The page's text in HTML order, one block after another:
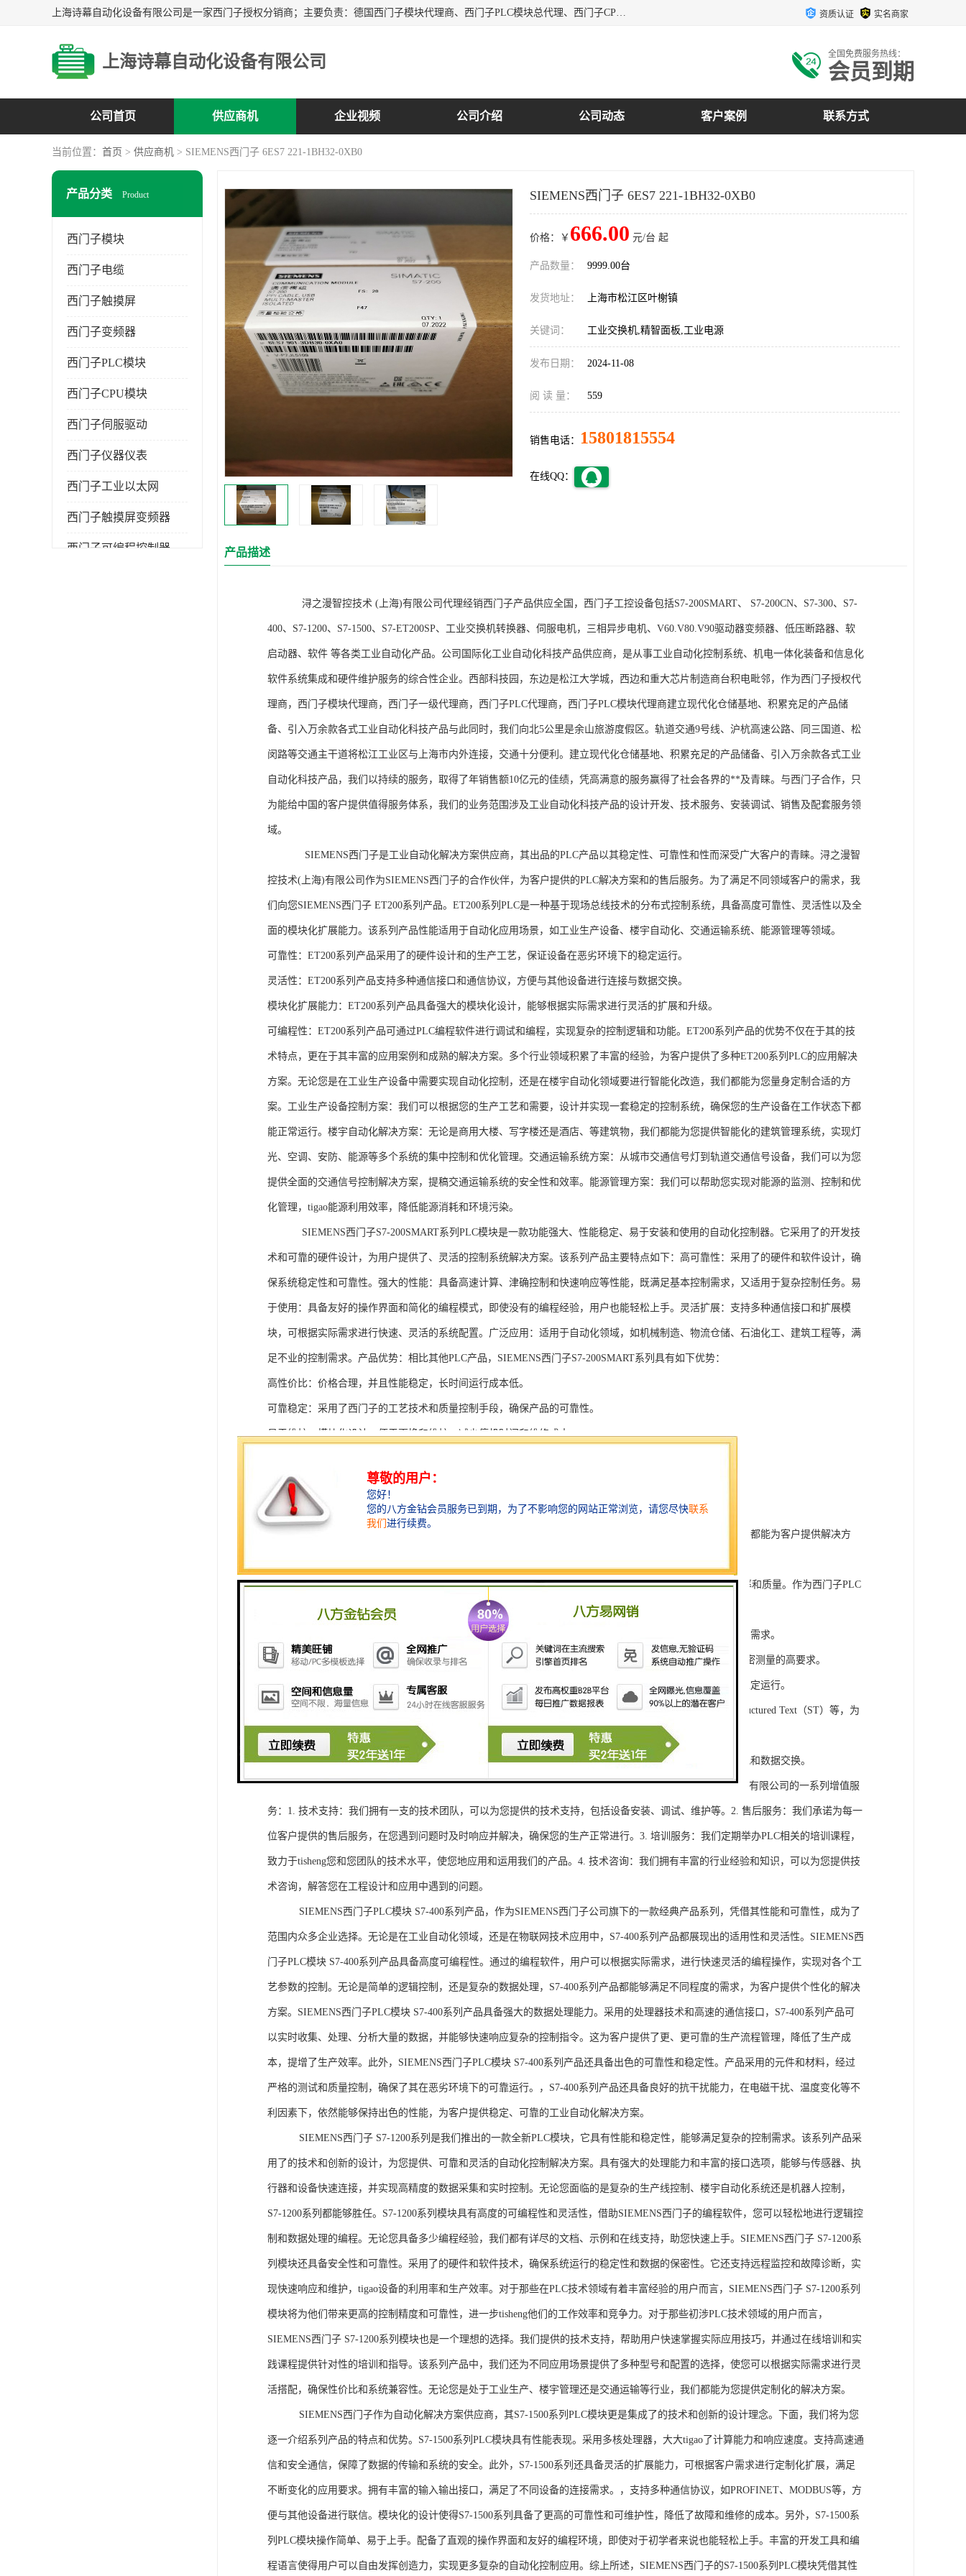
上海诗幕自动化设备有限公司是一家西门子授权分销商；主要负责：德国西门子模块代理商、西门子PLC模块总代理、西门子CPU模块代理商、西门子电缆代理、西门子触摸屏变频器总代理等专销售西门子各系列产品；实体公司，诚信经营，价格优势，品质保证，库存量大，供应！ 资质认证 实名商家
上海诗幕自动化设备有限公司 全国免费服务热线：
会员到期
公司首页 供应商机 企业视频 公司介绍 公司动态 客户案例 联系方式
当前位置： 首页 > 供应商机 > SIEMENS西门子 6ES7 221-1BH32-0XB0
产品分类 Product
西门子模块
西门子电缆
西门子触摸屏
西门子变频器
西门子PLC模块
西门子CPU模块
西门子伺服驱动
西门子仪器仪表
西门子工业以太网
西门子触摸屏变频器
西门子可编程控制器
SIEMENS西门子 6ES7 221-1BH32-0XB0
价格：￥ 666.00 元/台 起
产品数量： 9999.00台
发货地址： 上海市松江区叶榭镇
关键词： 工业交换机,精智面板,工业电源
发布日期： 2024-11-08
阅 读 量： 559
销售电话： 15801815554
在线QQ：
产品描述
浔之漫智控技术 (上海)有限公司代理经销西门子产品供应全国，西门子工控设备包括S7-200SMART、 S7-200CN、S7-300、S7-
400、S7-1200、S7-1500、S7-ET200SP、工业交换机转换器、伺服电机，三相异步电机、V60.V80.V90驱动器变频器、低压断路器、软
启动器、软件 等各类工业自动化产品。公司国际化工业自动化科技产品供应商，是从事工业自动化控制系统、机电一体化装备和信息化
软件系统集成和硬件维护服务的综合性企业。西部科技园，东边是松江大学城，西边和重大芯片制造商台积电毗邻，作为西门子授权代
理商，西门子模块代理商，西门子一级代理商，西门子PLC代理商，西门子PLC模块代理商建立现代化仓储基地、积累充足的产品储
备、引入万余款各式工业自动化科技产品与此同时，我们向北5公里是余山旅游度假区。轨道交通9号线、沪杭高速公路、同三国道、松
闵路等交通主干道将松江工业区与上海市内外连接，交通十分便利。建立现代化仓储基地、积累充足的产品储备、引入万余款各式工业
自动化科技产品，我们以持续的服务，取得了年销售额10亿元的佳绩，凭高满意的服务赢得了社会各界的**及青睐。与西门子合作，只
为能给中国的客户提供值得服务体系，我们的业务范围涉及工业自动化科技产品的设计开发、技术服务、安装调试、销售及配套服务领
域。
SIEMENS西门子是工业自动化解决方案供应商，其出品的PLC产品以其稳定性、可靠性和性而深受广大客户的青睐。浔之漫智
控技术(上海)有限公司作为SIEMENS西门子的合作伙伴，为客户提供的PLC解决方案和的售后服务。为了满足不同领域客户的需求，我
们向您SIEMENS西门子 ET200系列产品。ET200系列PLC是一种基于现场总线技术的分布式控制系统，具备高度可靠性、灵活性以及全
面的模块化扩展能力。该系列产品性能适用于自动化应用场景，如工业生产设备、楼宇自动化、交通运输系统、能源管理等领域。
可靠性：ET200系列产品采用了的硬件设计和的生产工艺，保证设备在恶劣环境下的稳定运行。
灵活性：ET200系列产品支持多种通信接口和通信协议，方便与其他设备进行连接与数据交换。
模块化扩展能力：ET200系列产品具备强大的模块化设计，能够根据实际需求进行灵活的扩展和升级。
可编程性：ET200系列产品可通过PLC编程软件进行调试和编程，实现复杂的控制逻辑和功能。ET200系列产品的优势不仅在于其的技
术特点，更在于其丰富的应用案例和成熟的解决方案。多个行业领域积累了丰富的经验，为客户提供了多种ET200系列PLC的应用解决
方案。无论您是在工业生产设备中需要实现自动化控制，还是在楼宇自动化领域要进行智能化改造，我们都能为您量身定制合适的方
案。工业生产设备控制方案：我们可以根据您的生产工艺和需要，设计并实现一套稳定的控制系统，确保您的生产设备在工作状态下都
能正常运行。楼宇自动化解决方案：无论是商用大楼、写字楼还是酒店、等建筑物，我们都能为您提供智能化的建筑管理系统，实现灯
光、空调、安防、能源等多个系统的集中控制和优化管理。交通运输系统方案：从城市交通信号灯到轨道交通信号设备，我们可以为您
提供全面的交通信号控制解决方案，提稿交通运输系统的安全性和效率。能源管理方案：我们可以帮助您实现对能源的监测、控制和优
化管理，tigao能源利用效率，降低能源消耗和环境污染。
SIEMENS西门子S7-200SMART系列PLC模块是一款功能强大、性能稳定、易于安装和使用的自动化控制器。它采用了的开发技
术和可靠的硬件设计，为用户提供了、灵活的控制系统解决方案。该系列产品主要特点如下：高可靠性：采用了的硬件和软件设计，确
保系统稳定性和可靠性。强大的性能：具备高速计算、津确控制和快速响应等性能，既满足基本控制需求，又适用于复杂控制任务。易
于使用：具备友好的操作界面和简化的编程模式，即使没有的编程经验，用户也能轻松上手。灵活扩展：支持多种通信接口和扩展模
块，可根据实际需求进行快速、灵活的系统配置。广泛应用：适用于自动化领域，如机械制造、物流仓储、石油化工、建筑工程等，满
足不业的控制需求。产品优势：相比其他PLC产品，SIEMENS西门子S7-200SMART系列具有如下优势：
高性价比：价格合理，并且性能稳定，长时间运行成本低。
可靠稳定：采用了西门子的工艺技术和质量控制手段，确保产品的可靠性。
易于维护：模块化设计，便于更换和维护，减少停机时间和维修成本。
灵活配置：多种通信接口和编程模式可选，满足不同用户的个性化要求。
快速部署：配备了完善的软件工具和技术支持，可快速部署系统，缩短项目周期。
在智能科技、自动化科技和机电领域内有着到的见解。无论是提供技术咨询，还是进行技术开发和转让，我们都能为客户提供解决方
SIEMENS西门子PLC模块S7-300系列产品是一系列高可靠性、高性能的工控设备，旨在tisheng生产效率和质量。作为西门子PLC
系列中的重要组成部分，S7-300系列产品具有以下突出特点：
1. 灵活性和可扩展性：S7-300系列产品设计特，可根据客户需求灵活配置输入输出模块，满足不同规模工程的需求。
2. 高速、高精度的模拟量输入输出：S7-300系列产品支持多达8个模拟量输入输出通道，可满足对于控制和精密测量的高要求。
3. 高可靠性和稳定性：S7-300系列产品采用的硬件和软件技术，具有高度可靠性和稳定性，保证系统的长期稳定运行。
4. 灵活可编程：S7-300系列产品采用TIA Portal开发环境，支持多种编程语言，如Ladder Diagram（LD）、Structured Text（ST）等，为
工程师提供了更多编程选择。
5. 可靠的通讯接口：S7-300系列产品配备丰富的通讯接口，可与其他工控设备无缝集成，实现设备之间的通讯和数据交换。
购买SIEMENS西门子PLC模块S7-300系列产品，不仅获得了可靠的工控设备，还将获得浔之漫智控技术(上海)有限公司的一系列增值服
务：1. 技术支持：我们拥有一支的技术团队，可以为您提供的技术支持，包括设备安装、调试、维护等。2. 售后服务：我们承诺为每一
位客户提供的售后服务，在您遇到问题时及时响应并解决，确保您的生产正常进行。3. 培训服务：我们定期举办PLC相关的培训课程，
致力于tisheng您和您团队的技术水平，使您地应用和运用我们的产品。4. 技术咨询：我们拥有丰富的行业经验和知识，可以为您提供技
术咨询，解答您在工程设计和应用中遇到的问题。
SIEMENS西门子PLC模块 S7-400系列产品，作为SIEMENS西门子公司旗下的一款经典产品系列，凭借其性能和可靠性，成为了
范围内众多企业选择。无论是在工业自动化领域，还是在物联网技术应用中，S7-400系列产品都展现出的适用性和灵活性。SIEMENS西
门子PLC模块 S7-400系列产品具备高度可编程性。通过的编程软件，用户可以根据实际需求，进行快速灵活的编程操作，实现对各个工
艺参数的控制。无论是简单的逻辑控制，还是复杂的数据处理，S7-400系列产品都能够满足不同程度的需求，为客户提供个性化的解决
方案。SIEMENS西门子PLC模块 S7-400系列产品具备强大的数据处理能力。采用的处理器技术和高速的通信接口，S7-400系列产品可
以实时收集、处理、分析大量的数据，并能够快速响应复杂的控制指令。这为客户提供了更、更可靠的生产流程管理，降低了生产成
本，提增了生产效率。此外，SIEMENS西门子PLC模块 S7-400系列产品还具备出色的可靠性和稳定性。产品采用的元件和材料，经过
严格的测试和质量控制，确保了其在恶劣环境下的可靠运行。，S7-400系列产品还具备良好的抗干扰能力，在电磁干扰、温度变化等不
利因素下，依然能够保持出色的性能，为客户提供稳定、可靠的工业自动化解决方案。
SIEMENS西门子 S7-1200系列是我们推出的一款全新PLC模块，它具有性能和稳定性，能够满足复杂的控制需求。该系列产品采
用了的技术和创新的设计，为您提供、可靠和灵活的自动化控制解决方案。具有强大的处理能力和丰富的接口选项，能够与传感器、执
行器和设备快速连接，并实现高精度的数据采集和实时控制。无论您面临的是复杂的生产线控制、楼宇自动化系统还是机器人控制，
S7-1200系列都能够胜任。S7-1200系列模块具有高度的可编程性和灵活性，借助SIEMENS西门子的编程软件，您可以轻松地进行逻辑控
制和数据处理的编程。无论您具备多少编程经验，我们都有详尽的文档、示例和在线支持，助您快速上手。SIEMENS西门子 S7-1200系
列模块还具备安全性和可靠性。采用了的硬件和软件技术，确保系统运行的稳定性和数据的保密性。它还支持远程监控和故障诊断，实
现快速响应和维护，tigao设备的利用率和生产效率。对于那些在PLC技术领域有着丰富经验的用户而言，SIEMENS西门子 S7-1200系列
模块将为他们带来更高的控制精度和可靠性，进一步tisheng他们的工作效率和竞争力。对于那些初涉PLC技术领域的用户而言，
SIEMENS西门子 S7-1200系列模块也是一个理想的选择。我们提供的技术支持，帮助用户快速掌握实际应用技巧，并通过在线培训和实
践课程提供针对性的培训和指导。该系列产品中，我们还为不同应用场景提供了多种型号和配置的选择，使您可以根据实际需求进行灵
活搭配，确保性价比和系统兼容性。无论您是处于工业生产、楼宇管理还是交通运输等行业，我们都能为您提供定制化的解决方案。
SIEMENS西门子作为自动化解决方案供应商，其S7-1500系列PLC模块更是集成了的技术和创新的设计理念。下面，我们将为您
逐一介绍系列产品的特点和优势。S7-1500系列PLC模块具有性能表现。采用多核处理器，大大tigao了计算能力和响应速度。支持高速通
信和安全通信，保障了数据的传输和系统的安全。此外，S7-1500系列还具备灵活的扩展能力，可根据客户需求进行定制化扩展，满足
不断变化的应用要求。拥有丰富的输入输出接口，满足了不同设备的连接需求。，支持多种通信协议，如PROFINET、MODBUS等，方
便与其他设备进行联信。模块化的设计使得S7-1500系列具备了更高的可靠性和可维护性，降低了故障和维修的成本。另外，S7-1500系
列PLC模块操作简单、易于上手。配备了直观的操作界面和友好的编程环境，即使对于初学者来说也能轻松上手。丰富的开发工具和编
程语言使得用户可以自由发挥创造力，实现更多复杂的自动化控制应用。综上所述，SIEMENS西门子的S7-1500系列PLC模块凭借其性